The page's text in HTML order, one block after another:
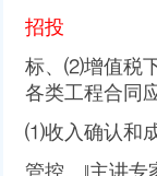
里巴巴公司黄页
招投
标、⑵增值税
各类工程合同
⑴收入确认和
管控、‖主讲专